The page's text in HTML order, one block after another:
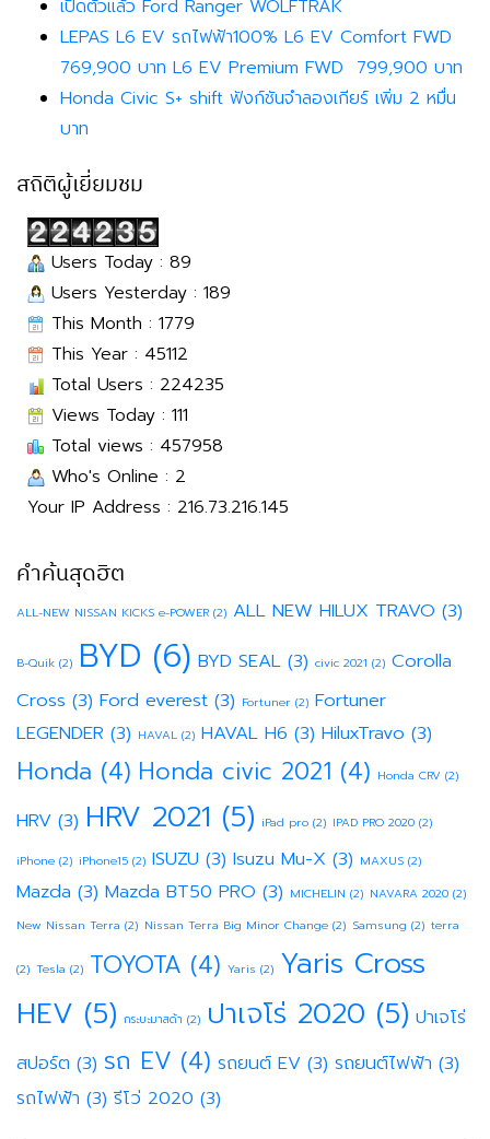
เปิดตัวแล้ว Ford Ranger WOLFTRAK
LEPAS L6 EV รถไฟฟ้า100% L6 EV Comfort FWD
769,900 บาท L6 EV Premium FWD 799,900 บาท
Honda Civic S+ shift ฟังก์ชันจำลองเกียร์ เพิ่ม 2 หมื่น
บาท
สถิติผู้เยี่ยมชม
Users Today : 89
Users Yesterday : 189
This Month : 1779
This Year : 45112
Total Users : 224235
Views Today : 111
Total views : 457958
Who's Online : 2
Your IP Address : 216.73.216.145
คำค้นสุดฮิต
ALL-NEW NISSAN KICKS e-POWER (2) ALL NEW HILUX TRAVO (3)
B-Quik (2) BYD (6) BYD SEAL (3) civic 2021 (2) Corolla
Cross (3) Ford everest (3) Fortuner (2) Fortuner
LEGENDER (3) HAVAL (2) HAVAL H6 (3) HiluxTravo (3)
Honda (4) Honda civic 2021 (4) Honda CRV (2)
HRV (3) HRV 2021 (5) iPad pro (2) IPAD PRO 2020 (2)
iPhone (2) iPhone15 (2) ISUZU (3) Isuzu Mu-X (3) MAXUS (2)
Mazda (3) Mazda BT50 PRO (3) MICHELIN (2) NAVARA 2020 (2)
New Nissan Terra (2) Nissan Terra Big Minor Change (2) Samsung (2) terra
(2) Tesla (2) TOYOTA (4) Yaris (2) Yaris Cross
HEV (5) กระบะมาสด้า (2) ปาเจโร่ 2020 (5) ปาเจโร่
สปอร์ต (3) รถ EV (4) รถยนต์ EV (3) รถยนต์ไฟฟ้า (3)
รถไฟฟ้า (3) รีโว่ 2020 (3)